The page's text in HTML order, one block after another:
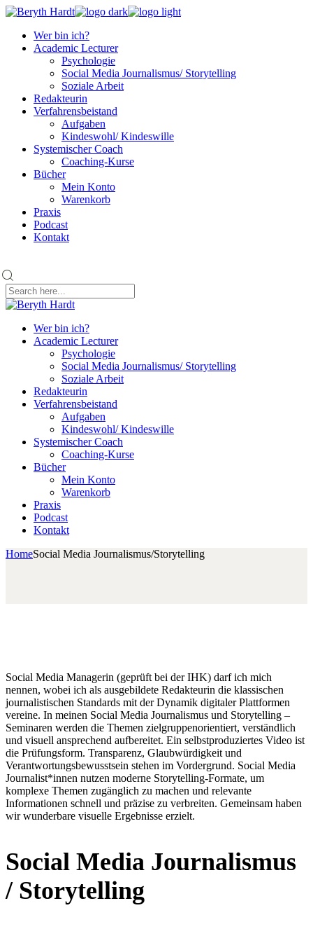
Skip
content
Wer bin ich?
Academic Lecturer
Psychologie
Social Media Journalismus/ Storytelling
Soziale Arbeit
Redakteurin
Verfahrensbeistand
Aufgaben
Kindeswohl/ Kindeswille
Systemischer Coach
Coaching-Kurse
Bücher
Mein Konto
Warenkorb
Praxis
Podcast
Kontakt
Wer bin ich?
Academic Lecturer
Psychologie
Social Media Journalismus/ Storytelling
Soziale Arbeit
Redakteurin
Verfahrensbeistand
Aufgaben
Kindeswohl/ Kindeswille
Systemischer Coach
Coaching-Kurse
Bücher
Mein Konto
Warenkorb
Praxis
Podcast
Kontakt
HomeSocial Media Journalismus/Storytelling
Social Media Managerin (geprüft bei der IHK) darf ich mich
nennen, wobei ich als ausgebildete Redakteurin die klassischen
journalistischen Standards mit der Dynamik digitaler Plattformen
vereine. In meinen Social Media Journalismus und Storytelling –
Seminaren werden die Themen zielgruppenorientiert, verständlich
und visuell ansprechend aufbereitet. Ein selbstproduziertes Video ist
die Prüfungsform. Transparenz, Glaubwürdigkeit und
Verantwortungsbewusstsein stehen im Vordergrund. Social Media
Journalist*innen nutzen moderne Storytelling-Formate, um
komplexe Themen zugänglich zu machen und relevante
Informationen schnell und präzise zu verbreiten. Gemeinsam haben
wir wunderbare visuelle Ergebnisse erzielt.
Social Media Journalismus
/ Storytelling